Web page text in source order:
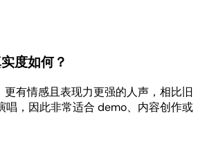
度如何？
更有情感且表现力更强的人声，相比旧
唱，因此非常适合 demo、内容创作或